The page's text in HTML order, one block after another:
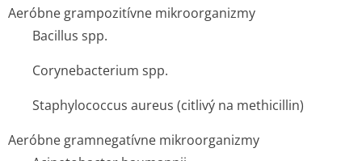
Aeróbne grampozitívne mikroorganizmy
Bacillus spp.
Corynebacterium spp.
Staphylococcus aureus (citlivý na methicillin)
Aeróbne gramnegatívne mikroorganizmy